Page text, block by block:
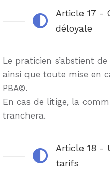
Article 17 -
déloyale
Le praticien s’abstient
ainsi que toute mise en
PBA©.
En cas de litige, la
tranchera.
Article 18 -
tarifs